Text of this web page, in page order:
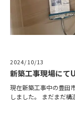
2024/10/13
新築工事現場にて
現在新築工事中の豊田
しました。 まだまだ構